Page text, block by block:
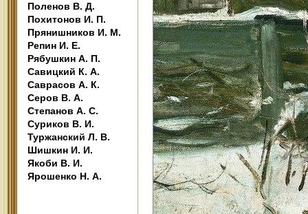
Поленов В. Д.
Похитонов И. П.
Прянишников И. М.
Репин И. Е.
Рябушкин А. П.
Савицкий К. А.
Саврасов А. К.
Серов В. А.
Степанов А. С.
Суриков В. И.
Туржанский Л. В.
Шишкин И. И.
Якоби В. И.
Ярошенко Н. А.